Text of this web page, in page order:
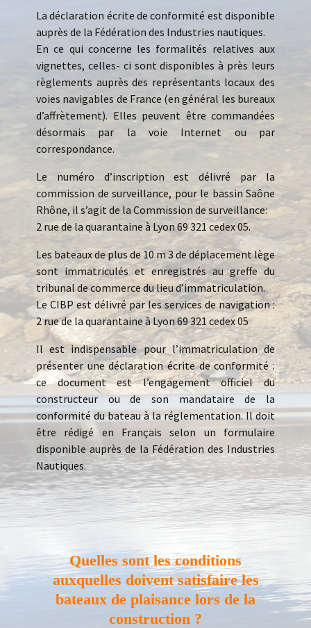
La déclaration écrite de conformité est disponible
auprès de la Fédération des Industries nautiques.
En ce qui concerne les formalités relatives aux
vignettes, celles- ci sont disponibles à près leurs
règlements auprès des représentants locaux des
voies navigables de France (en général les bureaux
d’affrètement). Elles peuvent être commandées
désormais par la voie Internet ou par
correspondance.
Le numéro d’inscription est délivré par la
commission de surveillance, pour le bassin Saône
Rhône, il s’agit de la Commission de surveillance:
2 rue de la quarantaine à Lyon 69 321 cedex 05.
Les bateaux de plus de 10 m 3 de déplacement lège
sont immatriculés et enregistrés au greffe du
tribunal de commerce du lieu d’immatriculation.
Le CIBP est délivré par les services de navigation :
2 rue de la quarantaine à Lyon 69 321 cedex 05
Il est indispensable pour l’immatriculation de
présenter une déclaration écrite de conformité :
ce document est l’engagement officiel du
constructeur ou de son mandataire de la
conformité du bateau à la réglementation. Il doit
être rédigé en Français selon un formulaire
disponible auprès de la Fédération des Industries
Nautiques.
Quelles sont les conditions
auxquelles doivent satisfaire les
bateaux de plaisance lors de la
construction ?